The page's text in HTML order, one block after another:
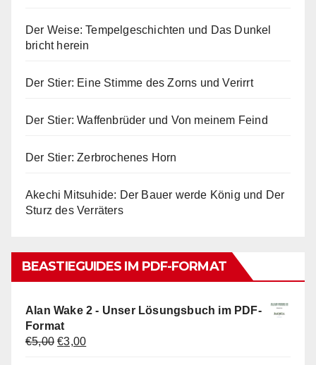
Der Weise: Tempelgeschichten und Das Dunkel
bricht herein
Der Stier: Eine Stimme des Zorns und Verirrt
Der Stier: Waffenbrüder und Von meinem Feind
Der Stier: Zerbrochenes Horn
Akechi Mitsuhide: Der Bauer werde König und Der
Sturz des Verräters
BEASTIEGUIDES IM PDF-FORMAT
Alan Wake 2 - Unser Lösungsbuch im PDF-
Format
€5,00 Ursprünglicher
€3,00Aktueller